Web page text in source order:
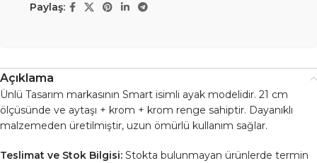
Paylaş:
Açıklama
Ünlü Tasarım markasının Smart isimli ayak modelidir. 21 cm
ölçüsünde ve aytaşı + krom + krom renge sahiptir. Dayanıklı
malzemeden üretilmiştir, uzun ömürlü kullanım sağlar.
Teslimat ve Stok Bilgisi: Stokta bulunmayan ürünlerde termin